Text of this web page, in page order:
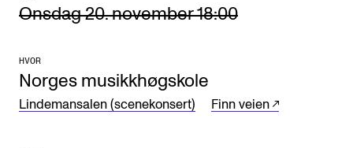
CREMAH
Onsdag 20. november 18:00
HVOR
Norges musikkhøgskole
Lindemansalen (scenekonsert) Finn veien